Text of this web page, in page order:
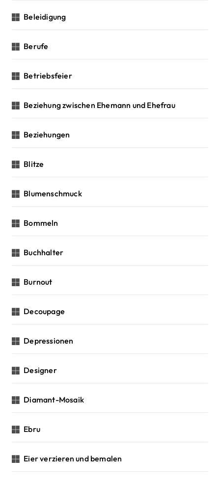
Beleidigung
Berufe
Betriebsfeier
Beziehung zwischen Ehemann und Ehefrau
Beziehungen
Blitze
Blumenschmuck
Bommeln
Buchhalter
Burnout
Decoupage
Depressionen
Designer
Diamant-Mosaik
Ebru
Eier verzieren und bemalen